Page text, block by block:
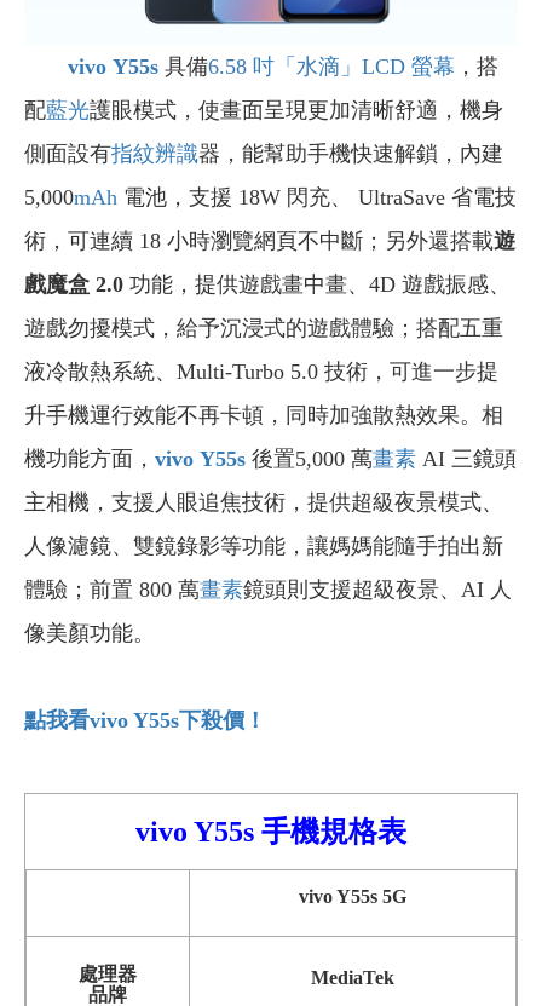
vivo Y55s 具備6.58 吋 「水滴」 LCD 螢幕 ，搭
配藍光護眼模式，使畫面呈現更加清晰舒適，機身
側面設有指紋辨識器，能幫助手機快速解鎖，內建
5,000mAh 電池，支援 18W 閃充、 UltraSave 省電技
術，可連續 18 小時瀏覽網頁不中斷；另外還搭載遊
戲魔盒 2.0 功能，提供遊戲畫中畫、4D 遊戲振感、
遊戲勿擾模式，給予沉浸式的遊戲體驗；搭配五重
液冷散熱系統、Multi-Turbo 5.0 技術，可進一步提
升手機運行效能不再卡頓，同時加強散熱效果。相
機功能方面， vivo Y55s 後置5,000 萬畫素 AI 三鏡頭
主相機，支援人眼追焦技術，提供超級夜景模式、
人像濾鏡、雙鏡錄影等功能，讓媽媽能隨手拍出新
體驗；前置 800 萬畫素鏡頭則支援超級夜景、AI 人
像美顏功能。
點我看vivo Y55s下殺價！
vivo Y55s 手機規格表
vivo Y55s 5G
處理器
品牌
MediaTek